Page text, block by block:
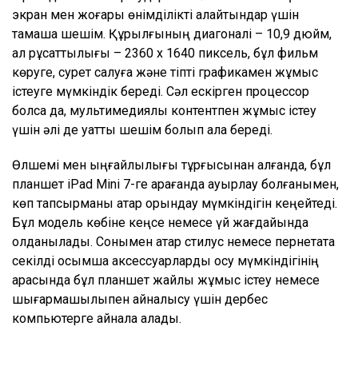
экран мен жоғары өнімділікті қалайтындар үшін
тамаша шешім. Құрылғының диагоналі – 10,9 дюйм,
ал рұқсаттылығы – 2360 х 1640 пиксель, бұл фильм
көруге, сурет салуға және тіпті графикамен жұмыс
істеуге мүмкіндік береді. Сәл ескірген процессор
болса да, мультимедиялық контентпен жұмыс істеу
үшін әлі де қуатты шешім болып қала береді.
Өлшемі мен ыңғайлылығы тұрғысынан алғанда, бұл
планшет iPad Mini 7-ге қарағанда ауырлау болғанымен,
көп тапсырманы қатар орындау мүмкіндігін кеңейтеді.
Бұл модель көбіне кеңсе немесе үй жағдайында
қолданылады. Сонымен қатар стилус немесе пернетақта
секілді қосымша аксессуарларды қосу мүмкіндігінің
арқасында бұл планшет жайлы жұмыс істеу немесе
шығармашылықпен айналысу үшін дербес
компьютерге айнала алады.